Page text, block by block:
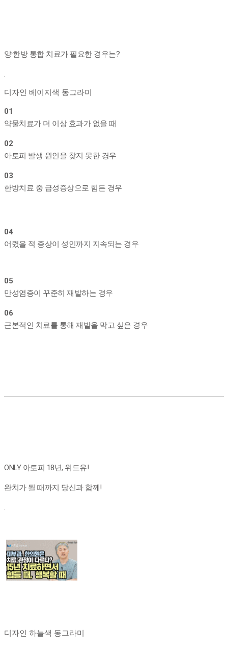
양·한방 통합 치료가 필요한 경우는?
.
디자인 베이지색 동그라미
01
약물치료가 더 이상 효과가 없을 때
02
아토피 발생 원인을 찾지 못한 경우
03
한방치료 중 급성증상으로 힘든 경우
04
어렸을 적 증상이 성인까지 지속되는 경우
05
만성염증이 꾸준히 재발하는 경우
06
근본적인 치료를 통해 재발을 막고 싶은 경우
ONLY 아토피 18년, 위드유!
완치가 될 때까지 당신과 함께!
.
디자인 하늘색 동그라미